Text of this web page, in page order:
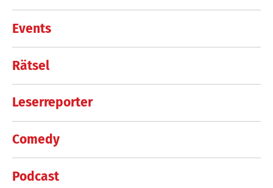
Events
Rätsel
Leserreporter
Comedy
Podcast